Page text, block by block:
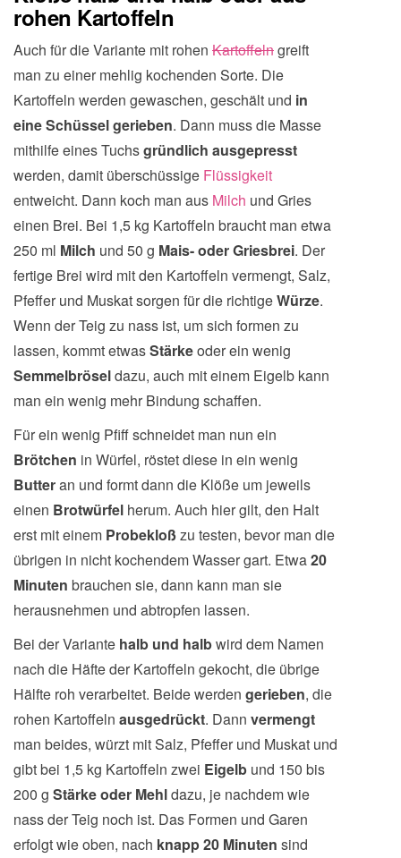
rohen Kartoffeln
Auch für die Variante mit rohen Kartoffelngreift
man zu einer mehlig kochenden Sorte. Die
Kartoffeln werden gewaschen, geschält und in
eine Schüssel gerieben. Dann muss die Masse
mithilfe eines Tuchsgründlich ausgepresst
werden, damit überschüssige Flüssigkeit
entweicht. Dann koch man aus Milch und Gries
einen Brei. Bei 1,5 kg Kartoffeln braucht man etwa
250 ml Milch und 50 g Mais- oder Griesbrei. Der
fertige Brei wird mit den Kartoffeln vermengt, Salz,
Pfeffer und Muskat sorgen für die richtigeWürze.
Wenn der Teig zu nass ist, um sich formen zu
lassen, kommt etwasStärkeoder ein wenig
Semmelbröseldazu, auch mit einem Eigelb kann
man ein wenig mehr Bindung schaffen.
Für ein wenig Pfiff schneidet man nun ein
Brötchen in Würfel, röstet diese in ein wenig
Butteran und formt dann die Klöße um jeweils
einen Brotwürfel herum. Auch hier gilt, den Halt
erst mit einem Probekloßzu testen, bevor man die
übrigen in nicht kochendem Wasser gart. Etwa20
Minuten brauchen sie, dann kann man sie
herausnehmen und abtropfen lassen.
Bei der Variante halb und halbwird dem Namen
nach die Häfte der Kartoffeln gekocht, die übrige
Hälfte roh verarbeitet. Beide werden gerieben, die
rohen Kartoffeln ausgedrückt. Dann vermengt
man beides, würzt mit Salz, Pfeffer und Muskat und
gibt bei 1,5 kg Kartoffeln zwei Eigelb und 150 bis
200 g Stärke oder Mehldazu, je nachdem wie
nass der Teig noch ist. Das Formen und Garen
erfolgt wie oben, nach knapp 20 Minuten sind